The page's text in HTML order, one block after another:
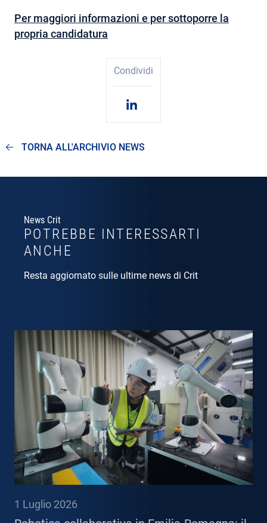
Per maggiori informazioni e per sottoporre la
propria candidatura
Condividi
TORNA ALL'ARCHIVIO NEWS
News Crit
POTREBBE INTERESSARTI
ANCHE
Resta aggiornato sulle ultime news di Crit
1 Luglio 2026